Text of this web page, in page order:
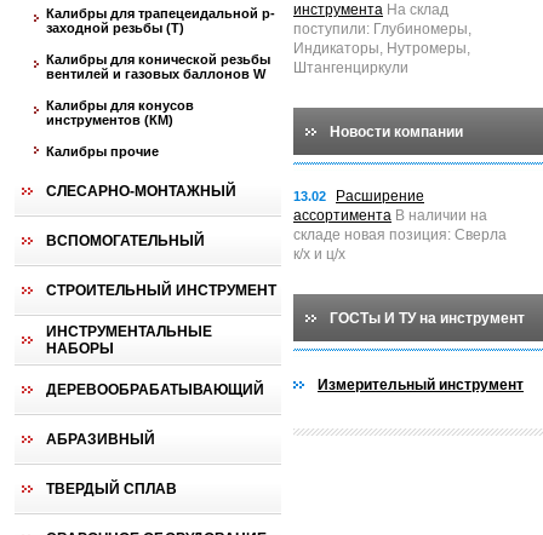
Калибры для трапецеидальной p-
заходной резьбы (T)
Калибры для конической резьбы
вентилей и газовых баллонов W
Калибры для конусов
инструментов (КМ)
Калибры прочие
СЛЕСАРНО-МОНТАЖНЫЙ
ВСПОМОГАТЕЛЬНЫЙ
СТРОИТЕЛЬНЫЙ ИНСТРУМЕНТ
ИНСТРУМЕНТАЛЬНЫЕ
НАБОРЫ
ДЕРЕВООБРАБАТЫВАЮЩИЙ
АБРАЗИВНЫЙ
ТВЕРДЫЙ СПЛАВ
инструмента На склад
поступили: Глубиномеры,
Индикаторы, Нутромеры,
Штангенциркули
Новости компании
13.02
Расширение
ассортимента В наличии на
складе новая позиция: Сверла
к/х и ц/х
ГОСТы И ТУ на инструмент
Измерительный инструмент